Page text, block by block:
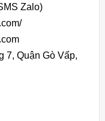
Zalo)
7, Quận Gò Vấp,